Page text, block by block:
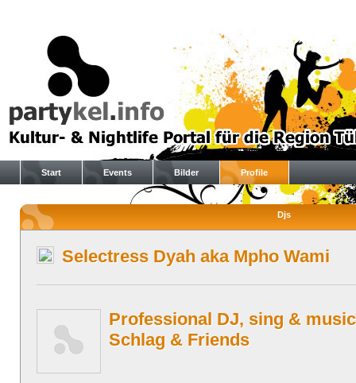
Start Events Bilder Profile
Djs
Selectress Dyah aka Mpho Wami
Professional DJ, sing &
Schlag & Friends